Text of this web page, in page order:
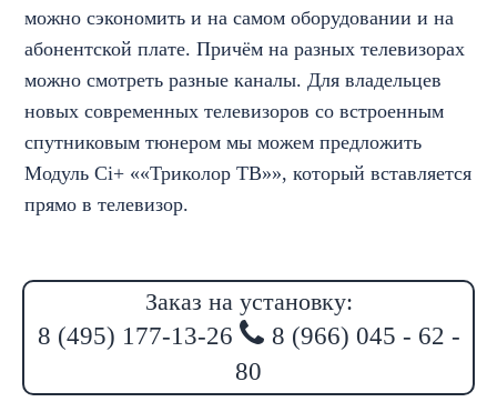
можно сэкономить и на самом оборудовании и на
абонентской плате. Причём на разных телевизорах
можно смотреть разные каналы. Для владельцев
новых современных телевизоров со встроенным
спутниковым тюнером мы можем предложить
Модуль Ci+ ««Триколор ТВ»», который вставляется
прямо в телевизор.
Заказ на установку:
8 (495) 177-13-26
8 (966) 045 - 62 -
80